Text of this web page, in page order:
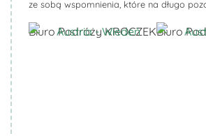
ze sobą wspomnienia, które na długo
Biuro Podróży KROCZEKBiuro